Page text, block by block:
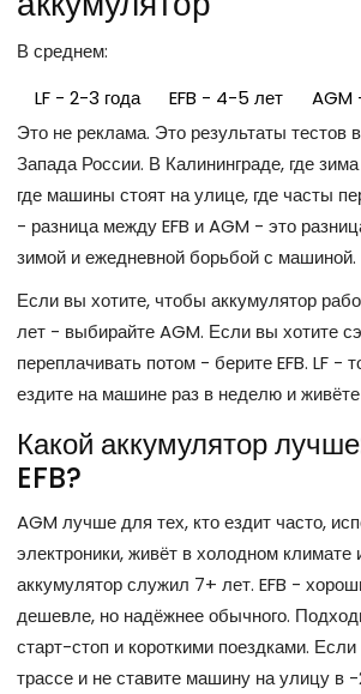
В среднем:
LF - 2-3 года
EFB - 4-5 лет
AGM
Это не реклама. Это результаты тестов
Запада России. В Калининграде, где
где машины стоят на улице, где часты
- разница между EFB и AGM - это
зимой и ежедневной борьбой с машиной.
Если вы хотите, чтобы аккумулятор
лет - выбирайте AGM. Если вы хотите
переплачивать потом - берите EFB. LF -
ездите на машине раз в неделю и
Какой аккумулятор
EFB?
AGM лучше для тех, кто ездит часто,
электроники, живёт в холодном климате
аккумулятор служил 7+ лет. EFB -
дешевле, но надёжнее обычного.
старт-стоп и короткими поездками.
трассе и не ставите машину на улицу в